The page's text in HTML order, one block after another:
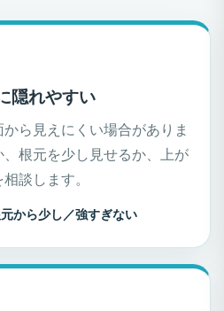
隠れやすい
から見えにくい場合がありま
根元を少し見せるか、上が
談します。
から少し／強すぎない